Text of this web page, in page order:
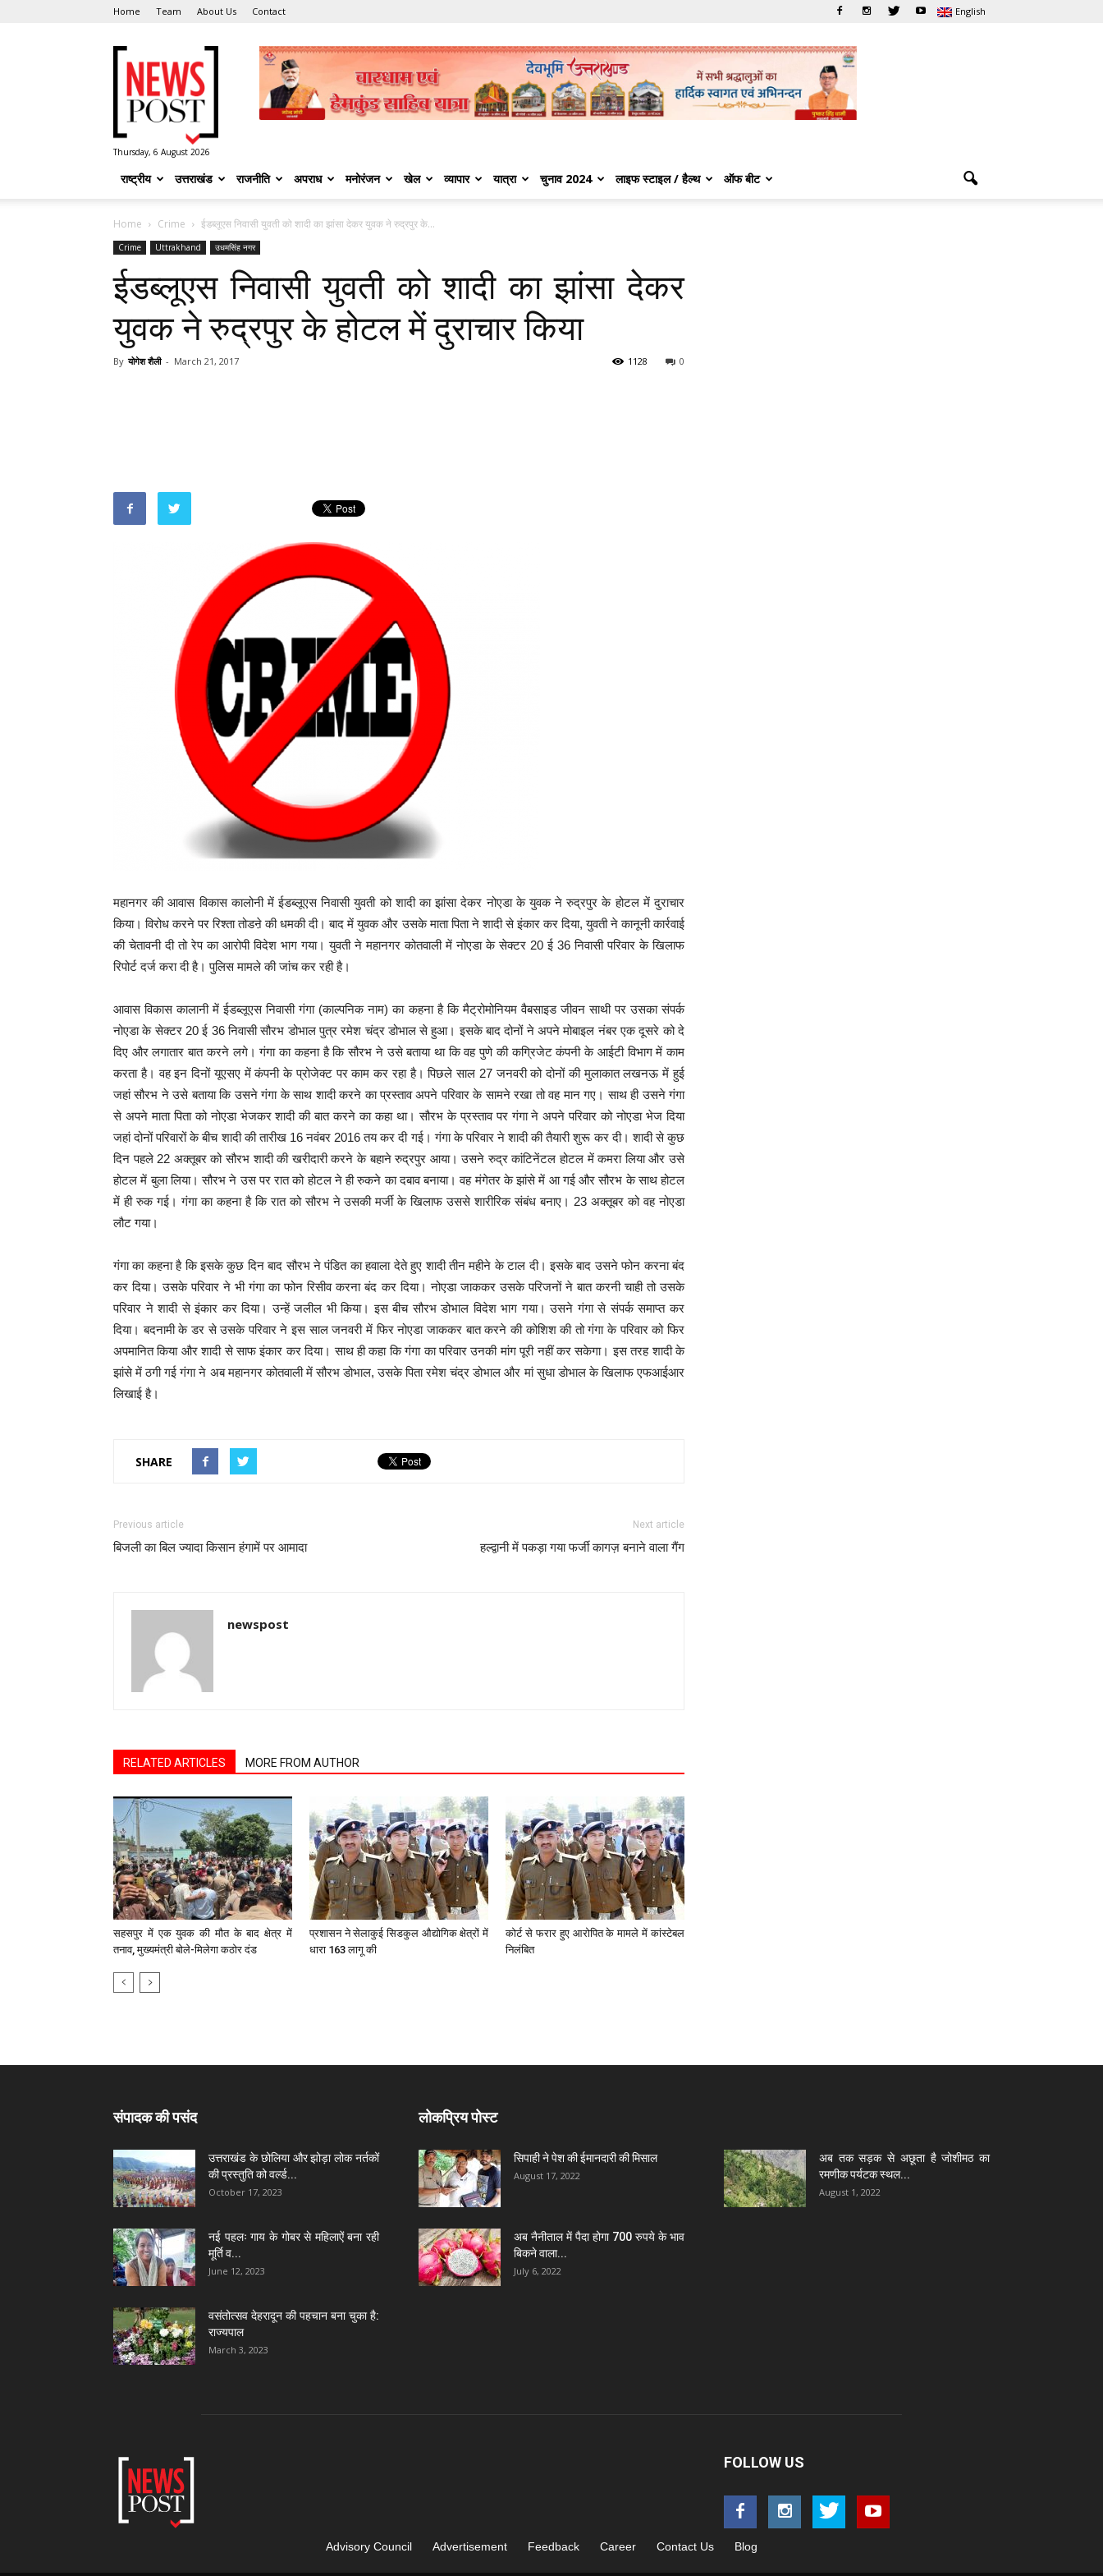
Home Team About Us Contact English
Post
Thursday, 6 August 2026
राष्ट्रीय उत्तराखंड राजनीति अपराध मनोरंजन खेल व्यापार यात्रा चुनाव 2024 लाइफ स्टाइल / हैल्थ ऑफ बीट
Home Crime ईडब्लूएस निवासी युवती को शादी का झांसा देकर युवक ने रुद्रपुर के...
Crime Uttrakhand उधमसिंह नगर
ईडब्लूएस निवासी युवती को शादी का झांसा देकर
युवक ने रुद्रपुर के होटल में दुराचार किया
By योगेश शैली - March 21, 2017 0
1128
महानगर की आवास विकास कालोनी में ईडब्लूएस निवासी युवती को शादी का झांसा देकर नोएडा के युवक ने रुद्रपुर के होटल में दुराचार
किया। विरोध करने पर रिश्ता तोडऩे की धमकी दी। बाद में युवक और उसके माता पिता ने शादी से इंकार कर दिया, युवती ने कानूनी कार्रवाई
की चेतावनी दी तो रेप का आरोपी विदेश भाग गया। युवती ने महानगर कोतवाली में नोएडा के सेक्टर 20 ई 36 निवासी परिवार के खिलाफ
रिपोर्ट दर्ज करा दी है। पुलिस मामले की जांच कर रही है।
आवास विकास कालानी में ईडब्लूएस निवासी गंगा (काल्पनिक नाम) का कहना है कि मैट्रोमोनियम वैबसाइड जीवन साथी पर उसका संपर्क
नोएडा के सेक्टर 20 ई 36 निवासी सौरभ डोभाल पुत्र रमेश चंद्र डोभाल से हुआ। इसके बाद दोनों ने अपने मोबाइल नंबर एक दूसरे को दे
दिए और लगातार बात करने लगे। गंगा का कहना है कि सौरभ ने उसे बताया था कि वह पुणे की कग्रिजेट कंपनी के आईटी विभाग में काम
करता है। वह इन दिनों यूएसए में कंपनी के प्रोजेक्ट पर काम कर रहा है। पिछले साल 27 जनवरी को दोनों की मुलाकात लखनऊ में हुई
जहां सौरभ ने उसे बताया कि उसने गंगा के साथ शादी करने का प्रस्ताव अपने परिवार के सामने रखा तो वह मान गए। साथ ही उसने गंगा
से अपने माता पिता को नोएडा भेजकर शादी की बात करने का कहा था। सौरभ के प्रस्ताव पर गंगा ने अपने परिवार को नोएडा भेज दिया
जहां दोनों परिवारों के बीच शादी की तारीख 16 नवंबर 2016 तय कर दी गई। गंगा के परिवार ने शादी की तैयारी शुरू कर दी। शादी से कुछ
दिन पहले 22 अक्तूबर को सौरभ शादी की खरीदारी करने के बहाने रुद्रपुर आया। उसने रुद्र कांटिनेंटल होटल में कमरा लिया और उसे
होटल में बुला लिया। सौरभ ने उस पर रात को होटल ने ही रुकने का दबाव बनाया। वह मंगेतर के झांसे में आ गई और सौरभ के साथ होटल
में ही रुक गई। गंगा का कहना है कि रात को सौरभ ने उसकी मर्जी के खिलाफ उससे शारीरिक संबंध बनाए। 23 अक्तूबर को वह नोएडा
लौट गया।
गंगा का कहना है कि इसके कुछ दिन बाद सौरभ ने पंडित का हवाला देते हुए शादी तीन महीने के टाल दी। इसके बाद उसने फोन करना बंद
कर दिया। उसके परिवार ने भी गंगा का फोन रिसीव करना बंद कर दिया। नोएडा जाककर उसके परिजनों ने बात करनी चाही तो उसके
परिवार ने शादी से इंकार कर दिया। उन्हें जलील भी किया। इस बीच सौरभ डोभाल विदेश भाग गया। उसने गंगा से संपर्क समाप्त कर
दिया। बदनामी के डर से उसके परिवार ने इस साल जनवरी में फिर नोएडा जाककर बात करने की कोशिश की तो गंगा के परिवार को फिर
अपमानित किया और शादी से साफ इंकार कर दिया। साथ ही कहा कि गंगा का परिवार उनकी मांग पूरी नहीं कर सकेगा। इस तरह शादी के
झांसे में ठगी गई गंगा ने अब महानगर कोतवाली में सौरभ डोभाल, उसके पिता रमेश चंद्र डोभाल और मां सुधा डोभाल के खिलाफ एफआईआर
लिखाई है।
SHARE
Previous article
बिजली का बिल ज्यादा किसान हंगामें पर आमादा
Next article
हल्द्वानी में पकड़ा गया फर्जी कागज़ बनाने वाला गैंग
newspost
RELATED ARTICLES MORE FROM AUTHOR
सहसपुर में एक युवक की मौत के बाद क्षेत्र में
तनाव, मुख्यमंत्री बोले-मिलेगा कठोर दंड
प्रशासन ने सेलाकुई सिडकुल औद्योगिक क्षेत्रों में
धारा 163 लागू की
कोर्ट से फरार हुए आरोपित के मामले में कांस्टेबल
निलंबित
संपादक की पसंद
उत्तराखंड के छोलिया और झोड़ा लोक नर्तकों
की प्रस्तुति को वर्ल्ड...
October 17, 2023
नई पहलः गाय के गोबर से महिलाऐं बना रही
मूर्ति व...
June 12, 2023
वसंतोत्सव देहरादून की पहचान बना चुका है:
राज्यपाल
March 3, 2023
लोकप्रिय पोस्ट
सिपाही ने पेश की ईमानदारी की मिसाल
August 17, 2022
अब तक सड़क से अछूता है जोशीमठ का
रमणीक पर्यटक स्थल...
August 1, 2022
अब नैनीताल में पैदा होगा 700 रुपये के भाव
बिकने वाला...
July 6, 2022
FOLLOW US
Advisory Council Advertisement Feedback Career Contact Us Blog